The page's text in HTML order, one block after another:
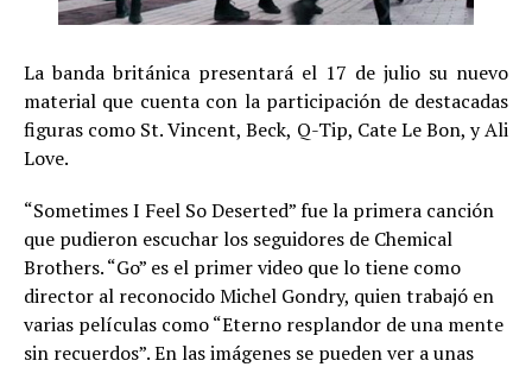
La banda británica presentará el 17 de julio su nuevo
material que cuenta con la participación de destacadas
figuras como St. Vincent, Beck, Q-Tip, Cate Le Bon, y Ali
Love.
“Sometimes I Feel So Deserted” fue la primera canción
que pudieron escuchar los seguidores de Chemical
Brothers. “Go” es el primer video que lo tiene como
director al reconocido Michel Gondry, quien trabajó en
varias películas como “Eterno resplandor de una mente
sin recuerdos”. En las imágenes se pueden ver a unas